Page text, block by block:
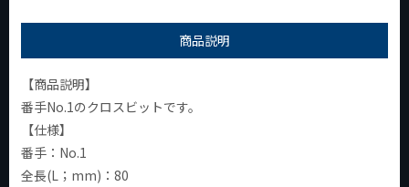
商品説明
【商品説明】
番手No.1のクロスビットです。
【仕様】
番手：No.1
全長(L；mm)：80